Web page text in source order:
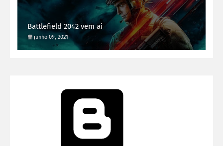
Battlefield 2042 vem ai
junho 09, 2021